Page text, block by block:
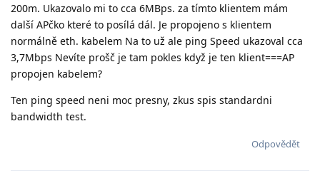
200m. Ukazovalo mi to cca 6MBps. za tímto klientem mám
další APčko které to posílá dál. Je propojeno s klientem
normálně eth. kabelem Na to už ale ping Speed ukazoval cca
3,7Mbps Nevíte prošč je tam pokles když je ten klient===AP
propojen kabelem?
Ten ping speed neni moc presny, zkus spis standardni
bandwidth test.
Odpovědět